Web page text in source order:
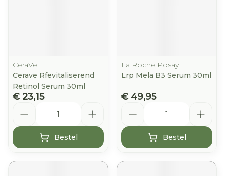
CeraVe
Cerave Rfevitaliserend
Retinol Serum 30ml
€ 23,15
Bestel
La Roche Posay
Lrp Mela B3 Serum 30ml
€ 49,95
Bestel